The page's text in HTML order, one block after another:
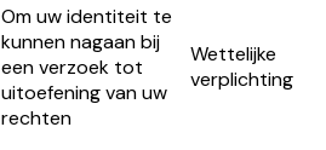
Om uw identiteit te
kunnen nagaan bij
een verzoek tot
uitoefening van uw
rechten
Wettelijke
verplichting